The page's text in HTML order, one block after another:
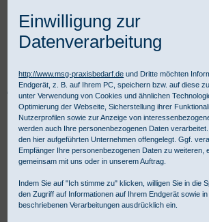
Praxisbedarf Shop Diagnostik Allgemeine
Otoskope
HEINE BETA® 400 LED F.O.
Einwilligung zur
Datenverarbeitung
http://www.msg-praxisbedarf.de und Dritte möchten
Endgerät, z. B. auf Ihrem PC, speichern bzw. auf diese
unter Verwendung von Cookies und ähnlichen
Optimierung der Webseite, Sicherstellung ihrer
Nutzerprofilen sowie zur Anzeige von
werden auch Ihre personenbezogenen Daten
den hier aufgeführten Unternehmen offengelegt. Ggf.
Empfänger Ihre personenbezogenen Daten zu weiteren,
gemeinsam mit uns oder in unserem Auftrag.
Indem Sie auf "Ich stimme zu" klicken, willigen Sie in die
den Zugriff auf Informationen auf Ihrem Endgerät sowie
beschriebenen Verarbeitungen ausdrücklich ein.